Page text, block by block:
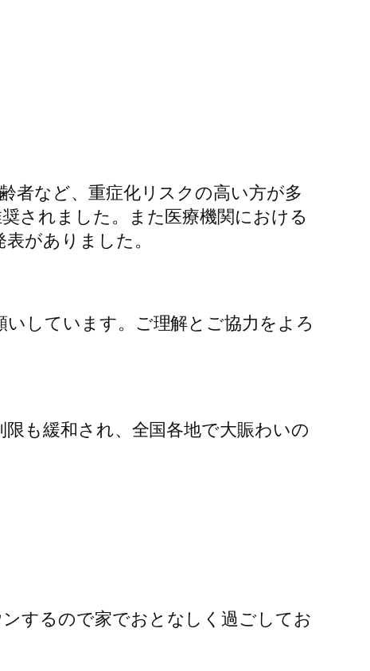
者など、重症化リスクの高い方が多
されました。また医療機関における
がありました。
しています。ご理解とご協力をよろ
も緩和され、全国各地で大賑わいの
するので家でおとなしく過ごしてお